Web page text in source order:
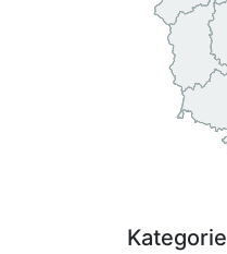
Kategorie